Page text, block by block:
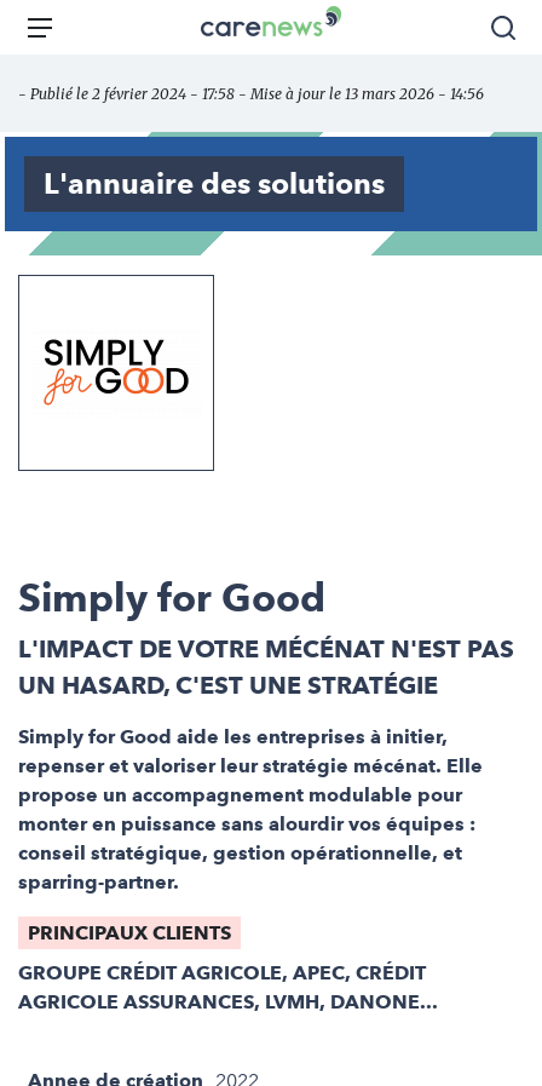
Aller
principal
Carenews,
des
acteurs
l'engagement
Menu
- Publié le 2 février 2024 - 17:58 - Mise à jour le 13 mars 2026 - 14:56
L'annuaire des solutions
Simply for Good
L'IMPACT DE VOTRE MÉCÉNAT N'EST PAS
UN HASARD, C'EST UNE STRATÉGIE
Simply for Good aide les entreprises à initier,
repenser et valoriser leur stratégie mécénat. Elle
propose un accompagnement modulable pour
monter en puissance sans alourdir vos équipes :
conseil stratégique, gestion opérationnelle, et
sparring-partner.
PRINCIPAUX CLIENTS
GROUPE CRÉDIT AGRICOLE, APEC, CRÉDIT
AGRICOLE ASSURANCES, LVMH, DANONE...
Annee de création 2022